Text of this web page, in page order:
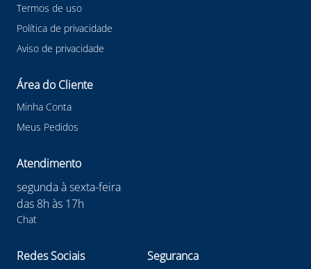
Termos de uso
Política de privacidade
Aviso de privacidade
Área do Cliente
Minha Conta
Meus Pedidos
Atendimento
segunda à sexta-feira
das 8h às 17h
Chat
Redes Sociais Seguranca